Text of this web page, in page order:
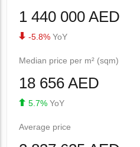
1 440 000 AED
-5.8% YoY
Median price per m² (sqm)
18 656 AED
5.7% YoY
Average price